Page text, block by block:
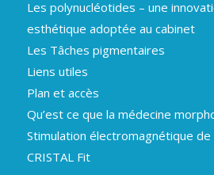
Les polynucléotides – une
esthétique adoptée au cabinet
Les Tâches pigmentaires
Liens utiles
Plan et accès
Qu’est ce que la médecine
Stimulation électromagnétique
CRISTAL Fit